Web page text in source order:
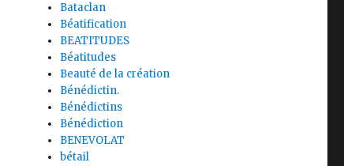
Bataclan
Béatification
BEATITUDES
Béatitudes
Beauté de la création
Bénédictin.
Bénédictins
Bénédiction
BENEVOLAT
bétail